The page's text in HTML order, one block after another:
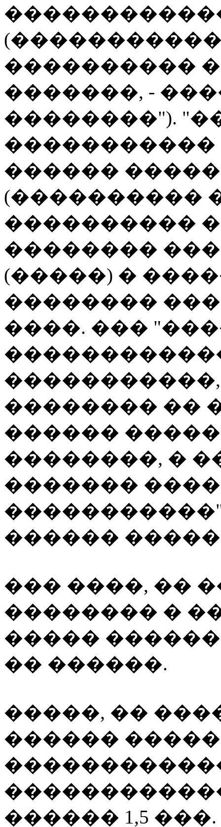
����������
�������, -
��������").
�����������
������
(����������
����������
��������
(�����) �
�������� ���
����. ���
�������� ��
������
��������, �
�������
������
��� ����, ��
�������� �
�����
�� ������.
�����, ��
������
������ 1,5